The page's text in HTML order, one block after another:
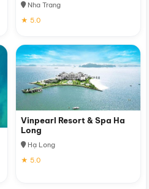
Nha Trang
★ 5.0
Vinpearl Resort & Spa Ha
Long
Hạ Long
★ 5.0